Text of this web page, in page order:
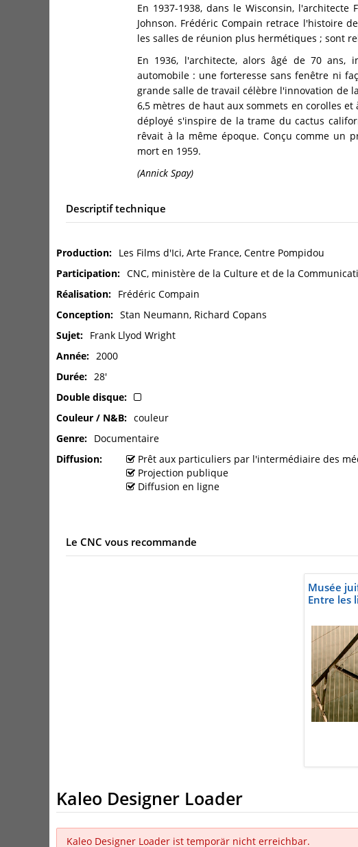
En 1937-1938, dans le Wisconsin,
Johnson. Frédéric Compain retrace l'histoire
les salles de réunion plus hermétiques ; sont
En 1936, l'architecte, alors âgé de 70 ans,
automobile : une forteresse sans fenêtre ni
grande salle de travail célèbre l'innovation de
6,5 mètres de haut aux sommets en corolles
déployé s'inspire de la trame du cactus
rêvait à la même époque. Conçu comme un
mort en 1959.
(Annick Spay)
Descriptif technique
Production
Les Films d'Ici, Arte France, Centre Pompidou
Participation
CNC, ministère de la Culture et de la
Réalisation
Frédéric Compain
Conception
Stan Neumann, Richard Copans
Sujet
Frank Llyod Wright
Année
2000
Durée
28'
Double disque
Couleur / N&B
couleur
Genre
Documentaire
Diffusion
Prêt aux particuliers par l'intermédiaire des
Projection publique
Diffusion en ligne
Le CNC vous recommande
Musée
Entre les
Kaleo Designer Loader
Kaleo Designer Loader ist temporär nicht erreichbar.